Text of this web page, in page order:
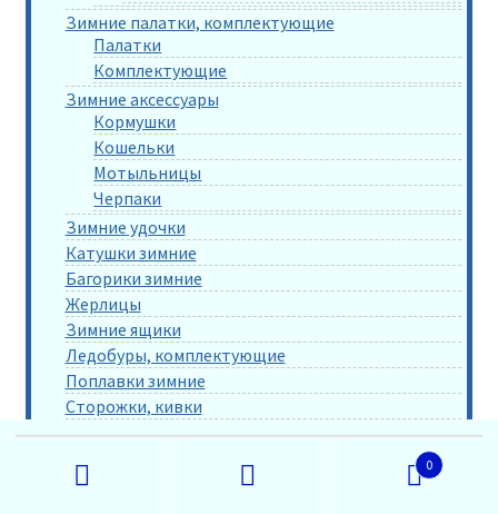
Зимние палатки, комплектующие
Палатки
Комплектующие
Зимние аксессуары
Кормушки
Кошельки
Мотыльницы
Черпаки
Зимние удочки
Катушки зимние
Багорики зимние
Жерлицы
Зимние ящики
Ледобуры, комплектующие
Поплавки зимние
Сторожки, кивки
Шестики для удочек
0